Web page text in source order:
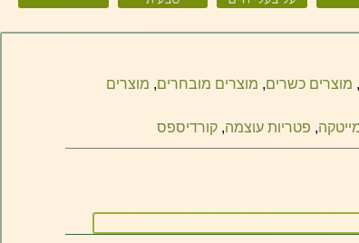
, מוצרים כשרים, מוצרים מובחרים, מוצרים
, פטריות עוצמה, קורדיספס